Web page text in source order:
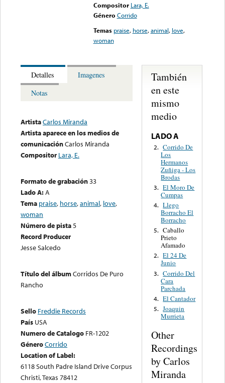
Compositor Lara, E.
Género Corrido
Temas praise, horse,animal, love,
woman
Detalles
Imagenes
Notas
ArtistaCarlos Miranda
Artista aparece en los medios de
comunicaciónCarlos Miranda
Compositor Lara, E.
Formato de grabación33
Lado A:A
Tema praise, horse,animal, love,
woman
Número de pista5
Record Producer
Jesse Salcedo
Título del álbumCorridos De Puro
Rancho
Sello Freddie Records
País USA
Numero de Catalogo FR-1202
GéneroCorrido
Location of Label:
6118 South Padre Island Drive Corpus
Christi, Texas 78412
También
en este
mismo
medio
LADO A
2. Corrido De
Los
Hermanos
Zuñiga - Los
Brodas
3. El Moro De
Cumpas
4. Llego
Borracho El
Borracho
5. Caballo
Prieto
Afamado
2. El 24 De
Junio
3. Corrido Del
Cara
Parchada
4. El Cantador
5. Joaquin
Murrieta
Other
Recordings
by Carlos
Miranda